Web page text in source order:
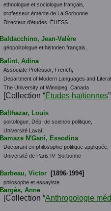
ethnologue et sociologue français,
professeur émérite de La Sorbonne
Directeur d'études, ÉHESS.
Baldacchino, Jean-Valère
géopolitologue et historien français,
Balint, Adina
Associate Professor, French,
Department of Modern Languages and
The University of Winnipeg, Canada
[Collection “Études haïtiennes”
Balthazar, Louis
politologue, Dép. de science politique,
Université Laval
Bamaze N'Gani, Essodina
Doctorant en philosophie politique appliquée,
Université de Paris IV- Sorbonne
Barbeau, Victor [1896-1994]
philosophe et essayiste
Bargès, Anne
[Collection “Anthropologie